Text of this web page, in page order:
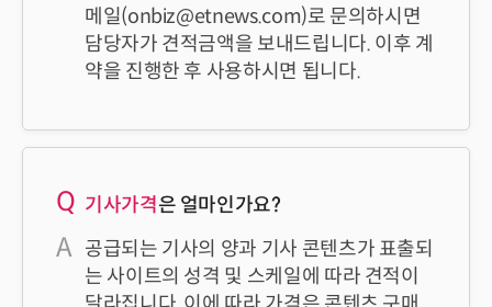
메일(onbiz@etnews.com)로 문의하시면
담당자가 견적금액을 보내드립니다. 이후 계
약을 진행한 후 사용하시면 됩니다.
기사가격은 얼마인가요?
공급되는 기사의 양과 기사 콘텐츠가 표출되
는 사이트의 성격 및 스케일에 따라 견적이